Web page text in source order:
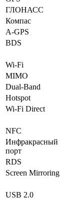
ГЛОНАСС
Компас
A-GPS
BDS
Wi-Fi
MIMO
Dual-Band
Hotspot
Wi-Fi Direct
NFC
Инфракрасный
порт
RDS
Screen Mirroring
USB 2.0